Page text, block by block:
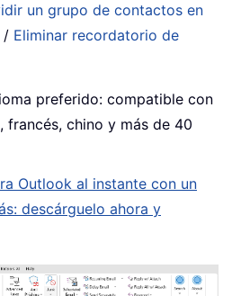
un grupo de contactos en
/ Eliminar recordatorio de
preferido: compatible con
francés, chino y más de 40
Outlook al instante con un
descárguelo ahora y